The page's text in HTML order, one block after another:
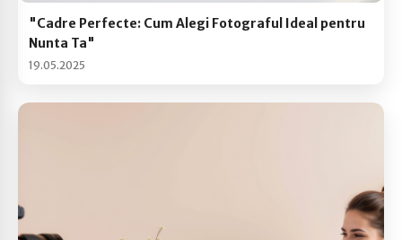
"Cadre Perfecte: Cum Alegi Fotograful Ideal pentru
Nunta Ta"
19.05.2025